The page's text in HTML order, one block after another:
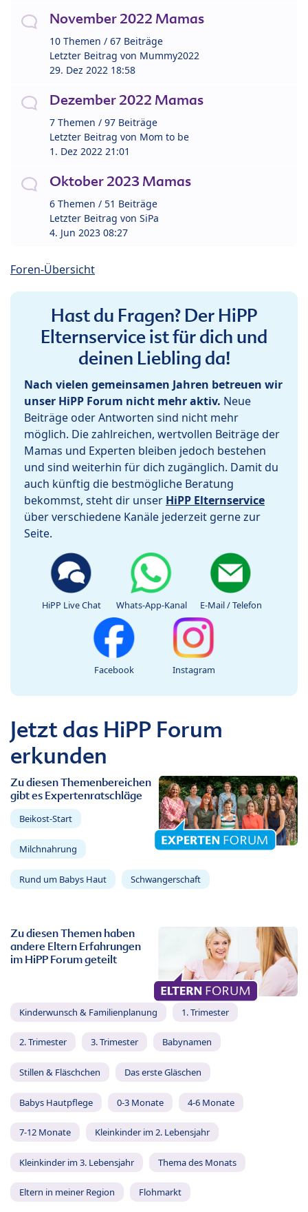
November 2022 Mamas
10 Themen / 67 Beiträge
Letzter Beitrag von Mummy2022
29. Dez 2022 18:58
Dezember 2022 Mamas
7 Themen / 97 Beiträge
Letzter Beitrag von Mom to be
1. Dez 2022 21:01
Oktober 2023 Mamas
6 Themen / 51 Beiträge
Letzter Beitrag von SiPa
4. Jun 2023 08:27
Foren-Übersicht
Hast du Fragen? Der HiPP
Elternservice ist für dich und
deinen Liebling da!
Nach vielen gemeinsamen Jahren betreuen wir
unser HiPP Forum nicht mehr aktiv. Neue
Beiträge oder Antworten sind nicht mehr
möglich. Die zahlreichen, wertvollen Beiträge der
Mamas und Experten bleiben jedoch bestehen
und sind weiterhin für dich zugänglich. Damit du
auch künftig die bestmögliche Beratung
bekommst, steht dir unser HiPP Elternservice
über verschiedene Kanäle jederzeit gerne zur
Seite.
HiPP Live Chat Whats-App-Kanal E-Mail / Telefon
Facebook Instagram
Jetzt das HiPP Forum
erkunden
Zu diesen Themenbereichen
gibt es Expertenratschläge
Beikost-Start
Milchnahrung
Rund um Babys Haut Schwangerschaft
Zu diesen Themen haben
andere Eltern Erfahrungen
im HiPP Forum geteilt
Kinderwunsch & Familienplanung 1. Trimester
2. Trimester 3. Trimester Babynamen
Stillen & Fläschchen Das erste Gläschen
Babys Hautpflege 0-3 Monate 4-6 Monate
7-12 Monate Kleinkinder im 2. Lebensjahr
Kleinkinder im 3. Lebensjahr Thema des Monats
Eltern in meiner Region Flohmarkt